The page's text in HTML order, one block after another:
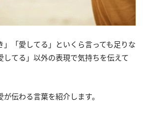
」「愛してる」といくら言っても足りな
してる」以外の表現で気持ちを伝えて
が伝わる言葉を紹介します。